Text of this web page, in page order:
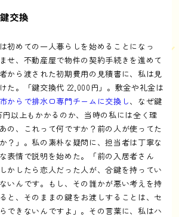
鍵交換
初めての一人暮らしを始めることになっ
せ、不動産屋で物件の契約手続きを進めて
から渡された初期費用の見積書に、私は見
た。「鍵交換代 22,000円」。敷金や礼金は
からで排水口専門チームに交換し、なぜ鍵
円以上もかかるのか、当時の私には全く理
の、これって何ですか？前の人が使ってた
？」。私の素朴な疑問に、担当者は丁寧な
表情で説明を始めた。「前の入居者さん
かしたら恋人だった人が、合鍵を持ってい
いんです。もし、その誰かが悪い考えを持
と、そのままの鍵をお渡しすることは、セ
できないんですよ」。その言葉に、私はハ